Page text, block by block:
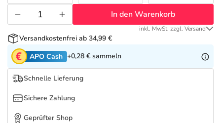
Vitamine & Mineralstoffe
In den Warenkorb
inkl. MwSt. zzgl. Versand
Versandkostenfrei ab 34,99 €
APO Cash +0,28 € sammeln
Schnelle Lieferung
Sichere Zahlung
Geprüfter Shop